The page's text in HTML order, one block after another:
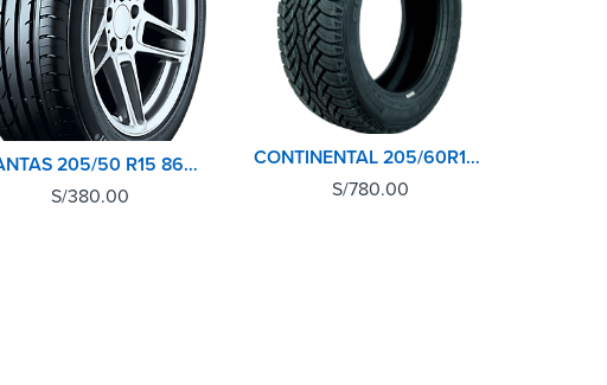
LLANTAS 205/50 R15 86V CONTIPREMIUM CONTACT 2 CONTINENTAL TL
S/380.00
CONTINENTAL 205/60R15 91H CROSSCONTACT AT
S/780.00